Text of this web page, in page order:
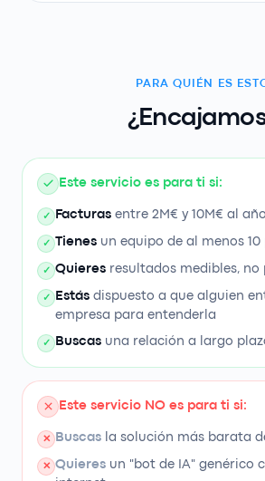
PARA QUIÉN ES
Este servicio es para ti si:
✓ Facturas entre 2M€ y 10M€ al año
✓ Tienes un equipo de al menos 10
✓ Quieres resultados medibles, no
✓ Estás dispuesto a que alguien
empresa para entenderla
✓ Buscas una relación a largo
Este servicio NO es para ti si:
✕ Buscas la solución más barata
✕ Quieres un "bot de IA" genérico